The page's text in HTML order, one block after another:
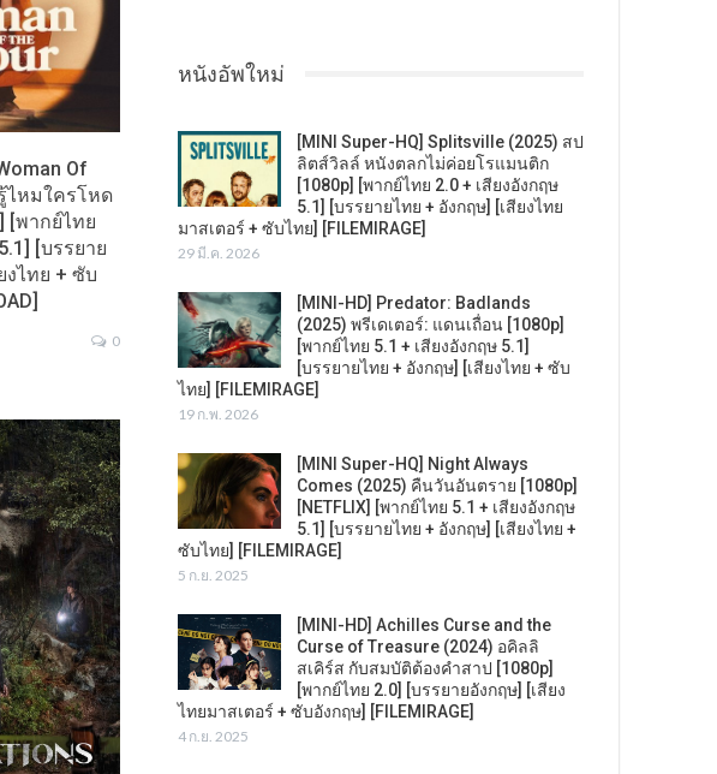
Of
ไหมใครโหด
[พากย์ไทย
[บรรยาย
งไทย + ซับ
0
หนังอัพใหม่
[MINI Super-HQ] Splitsville (2025) สป
ลิตส์วิลล์ หนังตลกไม่ค่อยโรแมนติก
[1080p] [พากย์ไทย 2.0 + เสียงอังกฤษ
5.1] [บรรยายไทย + อังกฤษ] [เสียงไทย
มาสเตอร์ + ซับไทย] [FILEMIRAGE]
29 มี.ค. 2026
[MINI-HD] Predator: Badlands
(2025) พรีเดเตอร์: แดนเถื่อน [1080p]
[พากย์ไทย 5.1 + เสียงอังกฤษ 5.1]
[บรรยายไทย + อังกฤษ] [เสียงไทย + ซับ
ไทย] [FILEMIRAGE]
19 ก.พ. 2026
[MINI Super-HQ] Night Always
Comes (2025) คืนวันอันตราย [1080p]
[NETFLIX] [พากย์ไทย 5.1 + เสียงอังกฤษ
5.1] [บรรยายไทย + อังกฤษ] [เสียงไทย +
ซับไทย] [FILEMIRAGE]
5 ก.ย. 2025
[MINI-HD] Achilles Curse and the
Curse of Treasure (2024) อคิลลิ
สเคิร์ส กับสมบัติต้องคำสาป [1080p]
[พากย์ไทย 2.0] [บรรยายอังกฤษ] [เสียง
ไทยมาสเตอร์ + ซับอังกฤษ] [FILEMIRAGE]
4 ก.ย. 2025